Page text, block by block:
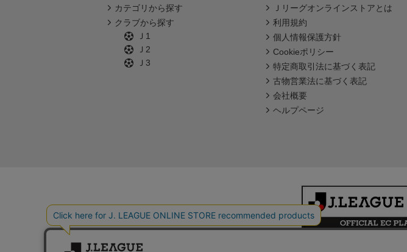
カテゴリから探す
クラブから探す
Ｊ1
Ｊ2
Ｊ3
Ｊリーグオンラインストアとは
利用規約
個人情報保護方針
Cookieポリシー
特定商取引法に基づく表記
古物営業法に基づく表記
会社概要
ヘルプページ